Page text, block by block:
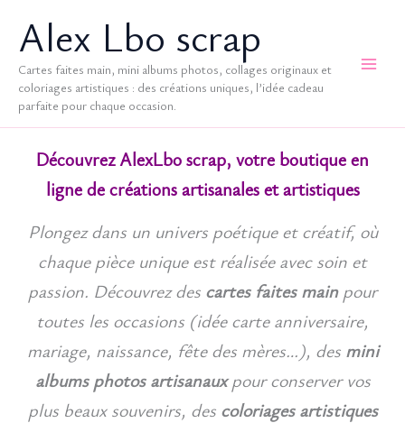
contenuAlex Lbo scrap
Cartes faites main, mini albums photos, collages originaux et
coloriages artistiques : des créations uniques, l’idée cadeau
parfaite pour chaque occasion.
Découvrez AlexLbo scrap, votre boutique en
ligne de créations artisanales et artistiques
Plongez dans un univers poétique et créatif, où
chaque pièce unique est réalisée avec soin et
passion. Découvrez des cartes faites mainpour
toutes les occasions (idée carte anniversaire,
mariage, naissance, fête des mères…), des mini
albums photos artisanauxpour conserver vos
plus beaux souvenirs, des coloriages artistiques